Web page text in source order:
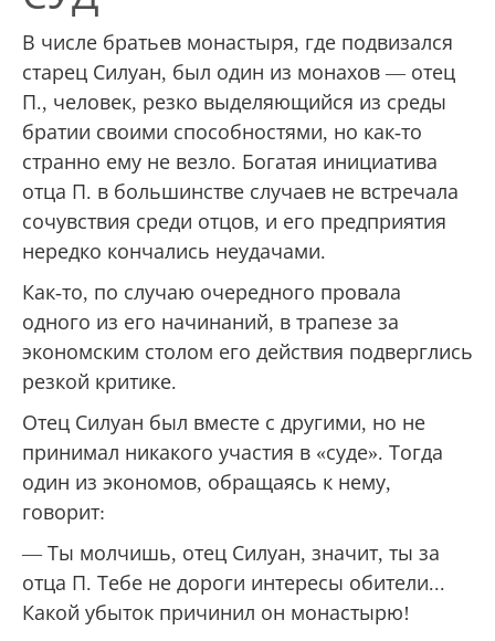
В числе братьев монастыря, где подвизался
старец Силуан, был один из монахов — отец
П., человек, резко выделяющийся из среды
братии своими способностями, но как-то
странно ему не везло. Богатая инициатива
отца П. в большинстве случаев не встречала
сочувствия среди отцов, и его предприятия
нередко кончались неудачами.
Как-то, по случаю очередного провала
одного из его начинаний, в трапезе за
экономским столом его действия подверглись
резкой критике.
Отец Силуан был вместе с другими, но не
принимал никакого участия в «суде». Тогда
один из экономов, обращаясь к нему,
говорит:
— Ты молчишь, отец Силуан, значит, ты за
отца П. Тебе не дороги интересы обители...
Какой убыток причинил он монастырю!